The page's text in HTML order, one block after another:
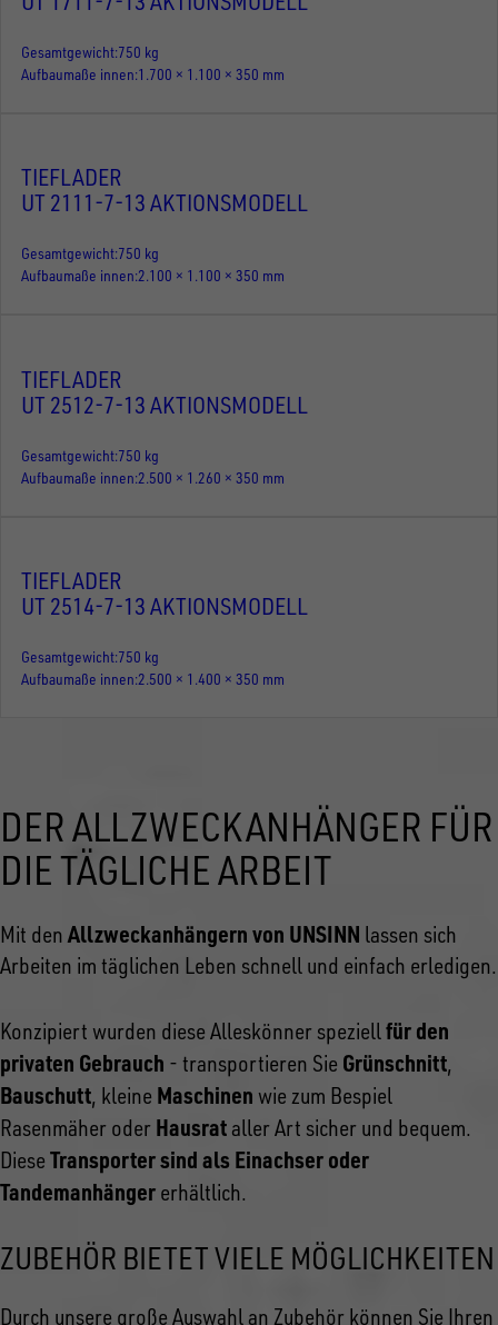
Gesamtgewicht 750 kg
Aufbaumaße innen 1.700 × 1.100 × 350 mm
TIEFLADER
UT 2111-7-13 AKTIONSMODELL
Gesamtgewicht 750 kg
Aufbaumaße innen 2.100 × 1.100 × 350 mm
TIEFLADER
UT 2512-7-13 AKTIONSMODELL
Gesamtgewicht 750 kg
Aufbaumaße innen 2.500 × 1.260 × 350 mm
TIEFLADER
UT 2514-7-13 AKTIONSMODELL
Gesamtgewicht 750 kg
Aufbaumaße innen 2.500 × 1.400 × 350 mm
DER ALLZWECKANHÄNGER FÜR
DIE TÄGLICHE ARBEIT
Mit den Allzweckanhängern von UNSINN lassen sich
Arbeiten im täglichen Leben schnell und einfach erledigen.
Konzipiert wurden diese Alleskönner speziellfür den
privaten Gebrauch - transportieren Sie Grünschnitt,
Bauschutt, kleine Maschinen wie zum Bespiel
Rasenmäher oder Hausrat aller Art sicher und bequem.
Diese Transporter sind als Einachser oder
Tandemanhänger erhältlich.
ZUBEHÖR BIETET VIELE MÖGLICHKEITEN
Durch unsere große Auswahl an Zubehör können Sie Ihren